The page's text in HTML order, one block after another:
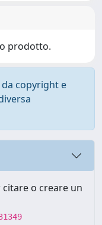
prodotto.
copyright e
o creare un